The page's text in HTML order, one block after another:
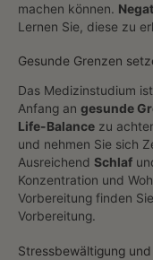
machen können.
Lernen Sie, diese zu
Gesunde Grenzen
Das Medizinstudium
Anfang an gesunde
Life-Balance zu
und nehmen Sie sich
Ausreichend Schlaf
Konzentration und
Vorbereitung finden
Vorbereitung.
Stressbewältigung